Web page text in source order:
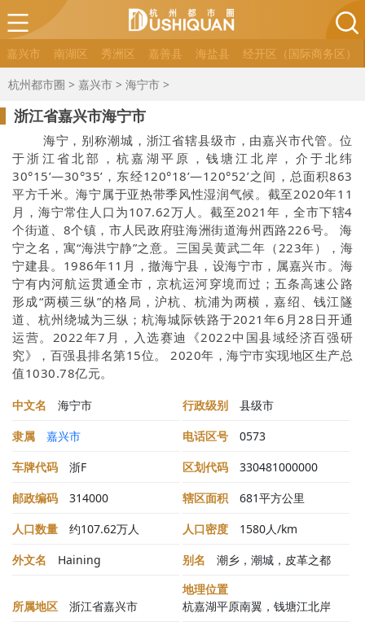
嘉兴市 南湖区 秀洲区 嘉善县 海盐县
经开区（国际商务区）
杭州都市圈 > 嘉兴市 > 海宁市 >
浙江省嘉兴市海宁市
海宁，别称潮城，浙江省辖县级市，由嘉兴市代管。位
于浙江省北部，杭嘉湖平原，钱塘江北岸，介于北纬
30°15’—30°35’，东经120°18’—120°52’之间，总面积863
平方千米。海宁属于亚热带季风性湿润气候。截至2020年11
月，海宁常住人口为107.62万人。截至2021年，全市下辖4
个街道、8个镇，市人民政府驻海洲街道海州西路226号。 海
宁之名，寓“海洪宁静”之意。三国吴黄武二年（223年），海
宁建县。1986年11月，撤海宁县，设海宁市，属嘉兴市。海
宁有内河航运贯通全市，京杭运河穿境而过；五条高速公路
形成“两横三纵”的格局，沪杭、杭浦为两横，嘉绍、钱江隧
道、杭州绕城为三纵；杭海城际铁路于2021年6月28日开通
运营。2022年7月，入选赛迪《2022中国县域经济百强研
究》，百强县排名第15位。 2020年，海宁市实现地区生产总
值1030.78亿元。
中文名 海宁市 行政级别
县级市
隶属
嘉兴市 电话区号
0573
车牌代码
浙F 区划代码
330481000000
邮政编码
314000 辖区面积
681平方公里
人口数量
约107.62万人 人口密度
1580人/km
外文名
Haining 别名 潮乡，潮城，皮革之都
所属地区 浙江省嘉兴市
地理位置
杭嘉湖平原南翼，钱塘江北岸